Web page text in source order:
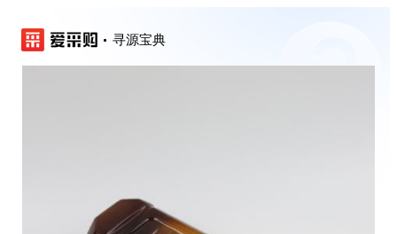
寻源宝典